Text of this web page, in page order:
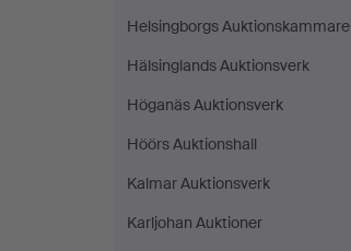
Helsingborgs Auktionskammare
Hälsinglands Auktionsverk
Höganäs Auktionsverk
Höörs Auktionshall
Kalmar Auktionsverk
Karljohan Auktioner